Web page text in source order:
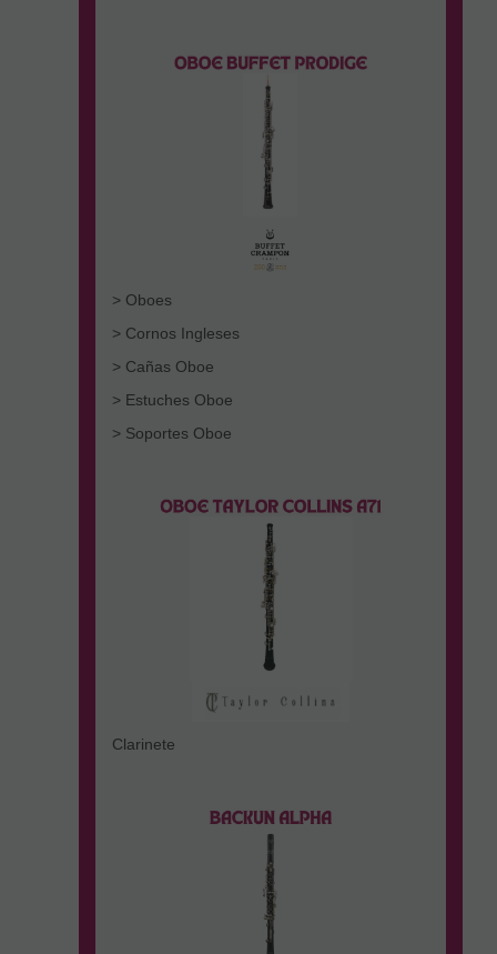
> Oboes
> Cornos Ingleses
> Cañas Oboe
> Estuches Oboe
> Soportes Oboe
Clarinete